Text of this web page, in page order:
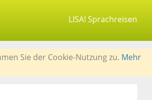
LISA! Sprachreisen
Sie der Cookie-Nutzung zu. Mehr